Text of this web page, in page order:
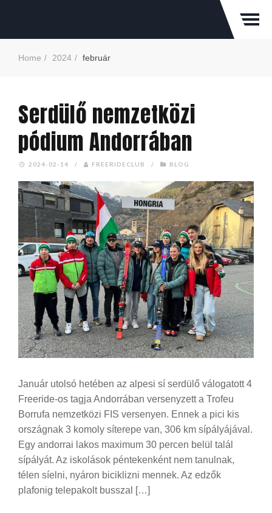
Home 2024 február
Serdülő nemzetközi
pódium Andorrában
2024-02-14 / FREERIDECLUB / BLOG
Január utolsó hetében az alpesi sí serdülő válogatott 4
Freeride-os tagja Andorrában versenyzett a Trofeu
Borrufa nemzetközi FIS versenyen. Ennek a pici kis
országnak 3 komoly síterepe van, 306 km sípályájával.
Egy andorrai lakos maximum 30 percen belül talál
sípályát. Az iskolások péntekenként nem tanulnak,
télen síelni, nyáron biciklizni mennek. Az edzők
plafonig telepakolt busszal […]